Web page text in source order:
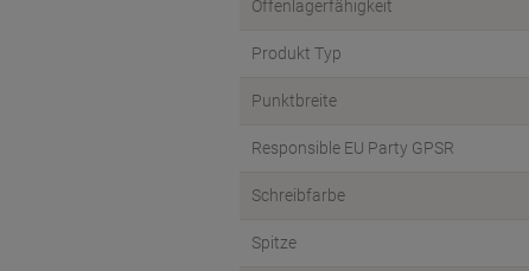
Offenlagerfähigkeit
Produkt Typ
Punktbreite
Responsible EU Party GPSR
Schreibfarbe
Spitze